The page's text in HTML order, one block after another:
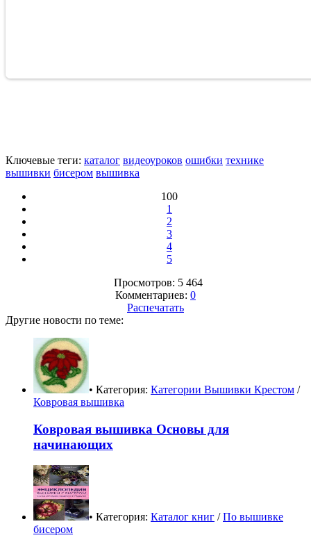
Ключевые теги: каталог видеоуроков ошибки технике
вышивки бисером вышивка
100
1
2
3
4
5
Просмотров: 5 464
Комментариев: 0
Распечатать
Другие новости по теме:
• Категория: Категории Вышивки Крестом /
Ковровая вышивка
Ковровая вышивка Основы для
начинающих
• Категория: Каталог книг /По вышивке
бисером